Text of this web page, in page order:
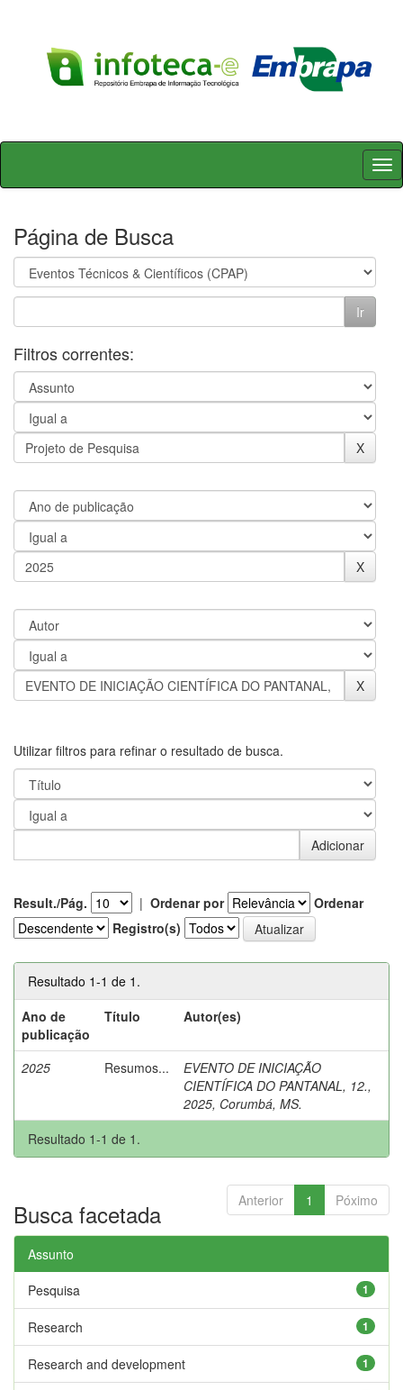
Skip
Página de Busca
Filtros correntes:
Utilizar filtros para refinar o resultado de busca.
Result./Pág. | Ordenar por
Ordenar
Registro(s)
Resultado 1-1 de 1.
Ano de
publicação
Título Autor(es)
2025 Resumos...
EVENTO DE INICIAÇÃO
CIENTÍFICA DO PANTANAL, 12.,
2025, Corumbá, MS.
Resultado 1-1 de 1.
Anterior 1 Póximo
Busca facetada
Assunto
1
Pesquisa
1
Research
1
Research and development